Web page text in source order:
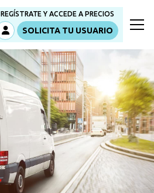
REGÍSTRATE Y ACCEDE A PRECIOS
SOLICITA TU USUARIO